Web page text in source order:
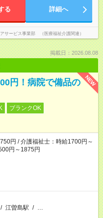
る 詳細へ
サービス事業部 （医療福祉介護関連）
掲載日：2026.08.08
NEW
円！病院で備品の
ブランクOK
円 / 介護福祉士：時給1700円～
円～1875円
/ 江曽島駅 / …